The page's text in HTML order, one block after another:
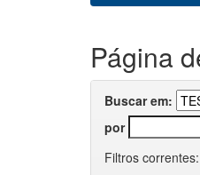
Página
Buscar em:
por
Filtros correntes: